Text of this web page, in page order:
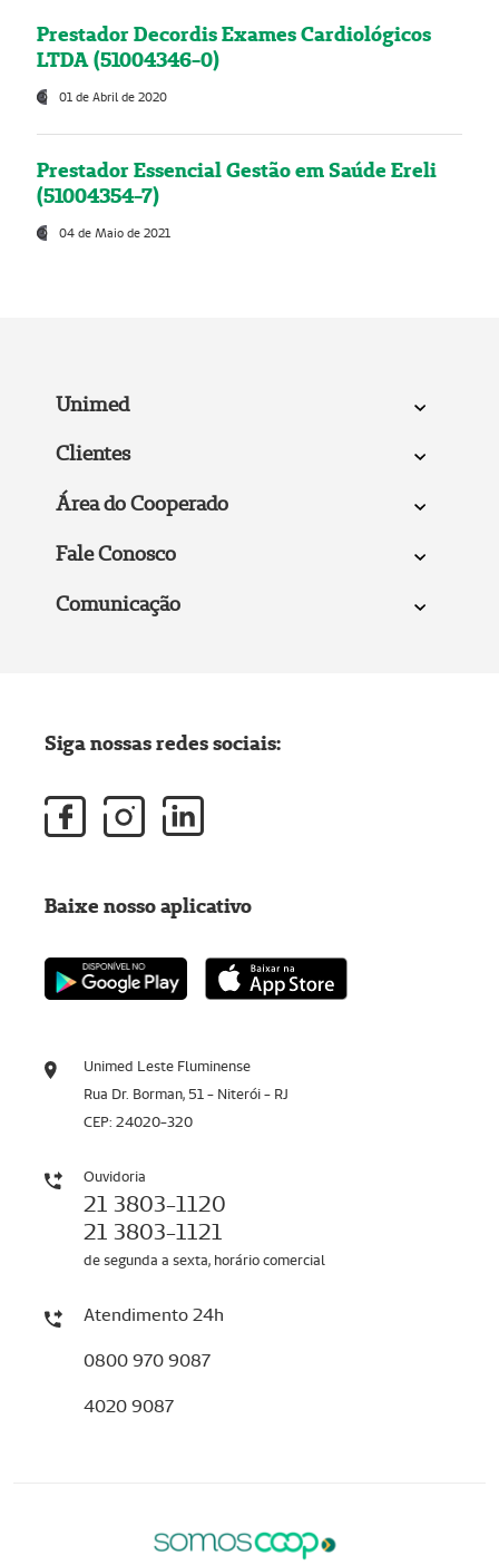
Prestador Decordis Exames Cardiológicos
LTDA (51004346-0)
01 de Abril de 2020
Prestador Essencial Gestão em Saúde Ereli
(51004354-7)
04 de Maio de 2021
Unimed
Clientes
Área do Cooperado
Fale Conosco
Comunicação
Unimed Leste Fluminense
Rua Dr. Borman, 51 - Niterói - RJ
CEP: 24020-320
Ouvidoria
21 3803-1120
21 3803-1121
de segunda a sexta, horário comercial
Atendimento 24h
0800 970 9087
4020 9087
Siga nossas redes sociais:
Baixe nosso aplicativo